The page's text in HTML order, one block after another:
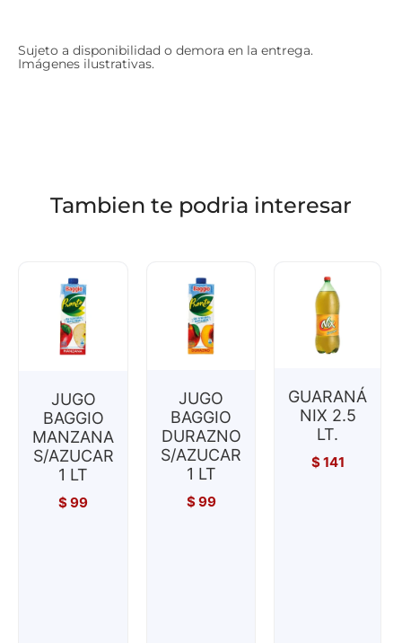
Sujeto a disponibilidad o demora en la entrega.
Imágenes ilustrativas.
Tambien te podria interesar
JUGO
BAGGIO
MANZANA
S/AZUCAR
1 LT
$99
JUGO
BAGGIO
DURAZNO
S/AZUCAR
1 LT
$99
GUARANÁ
NIX 2.5
LT.
$141